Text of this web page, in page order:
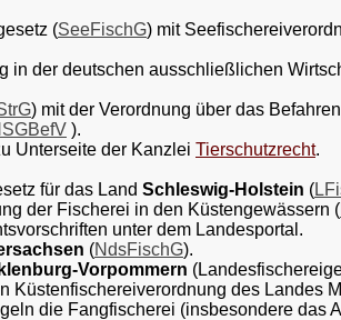
(SeeFischG) mit
in der deutschen ausschließlichen
) mit der Verordnung über das
).
Unterseite der Kanzlei Tierschutzrecht.
für das Land Schleswig-Holstein (
der Fischerei in den Küstengewässern (
unter dem Landesportal.
(NdsFischG).
Vorpommern
Küstenfischereiverordnung des Landes
die Fangfischerei (insbesondere das